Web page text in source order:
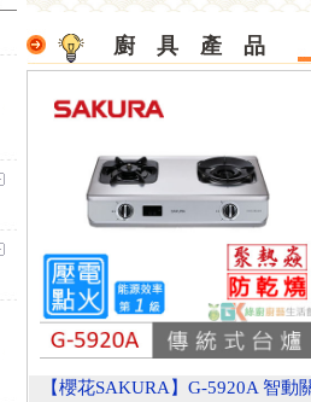
廚 具 產
【櫻花SAKURA】G-5920A 智動